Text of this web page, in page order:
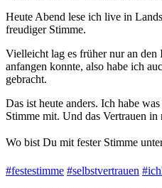
Heute Abend lese ich live in
freudiger Stimme.
Vielleicht lag es früher nur an
anfangen konnte, also habe ich
gebracht.
Das ist heute anders. Ich habe
Stimme mit. Und das Vertrauen in
Wo bist Du mit fester Stimme
#festestimme #selbstvertrauen